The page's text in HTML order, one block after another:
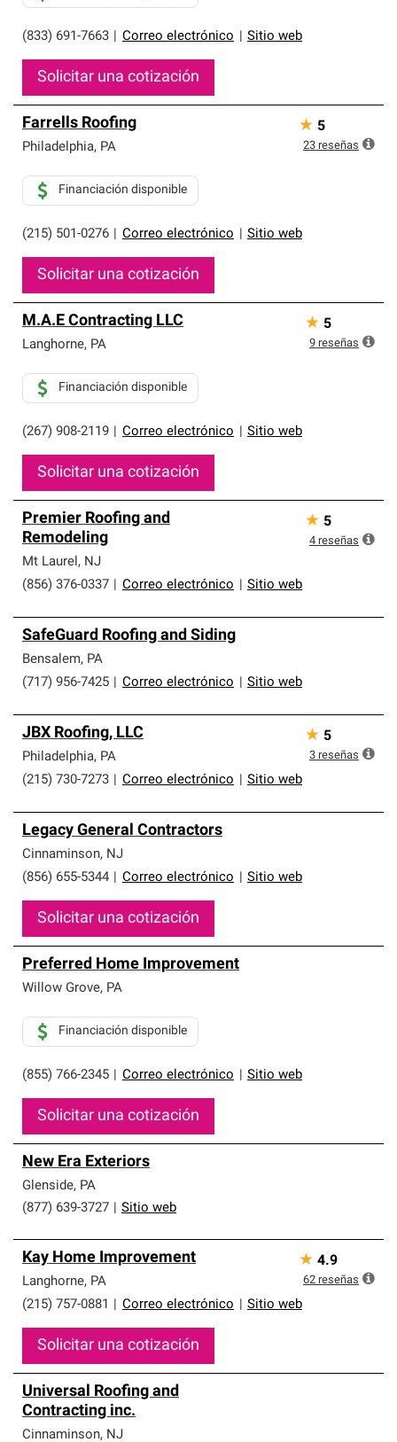
(833) 691-7663 Correo electrónico Sitio web
Solicitar una cotización
Farrells Roofing
Philadelphia, PA
(215) 501-0276 Correo electrónico Sitio web
Financiación disponible
Solicitar una cotización
★ 5
23 reseñas
M.A.E Contracting LLC
Langhorne, PA
(267) 908-2119 Correo electrónico Sitio web
Financiación disponible
Solicitar una cotización
★ 5
9 reseñas
Premier Roofing and
Remodeling
Mt Laurel, NJ
(856) 376-0337
Correo electrónico Sitio web
★ 5
4 reseñas
SafeGuard Roofing and Siding
Bensalem, PA
(717) 956-7425
Correo electrónico Sitio web
JBX Roofing, LLC
Philadelphia, PA
(215) 730-7273
Correo electrónico Sitio web
★ 5
3 reseñas
Legacy General Contractors
Cinnaminson, NJ
(856) 655-5344
Correo electrónico Sitio web
Solicitar una cotización
Preferred Home Improvement
Willow Grove, PA
(855) 766-2345 Correo electrónico Sitio web
Financiación disponible
Solicitar una cotización
New Era Exteriors
Glenside, PA
(877) 639-3727
Sitio web
Kay Home Improvement
Langhorne, PA
(215) 757-0881
Correo electrónico Sitio web
Solicitar una cotización
★ 4.9
62 reseñas
Universal Roofing and
Contracting inc.
Cinnaminson, NJ